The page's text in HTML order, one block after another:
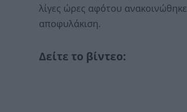
λίγες ώρες αφότου
αποφυλάκιση.
Δείτε το βίντεο: